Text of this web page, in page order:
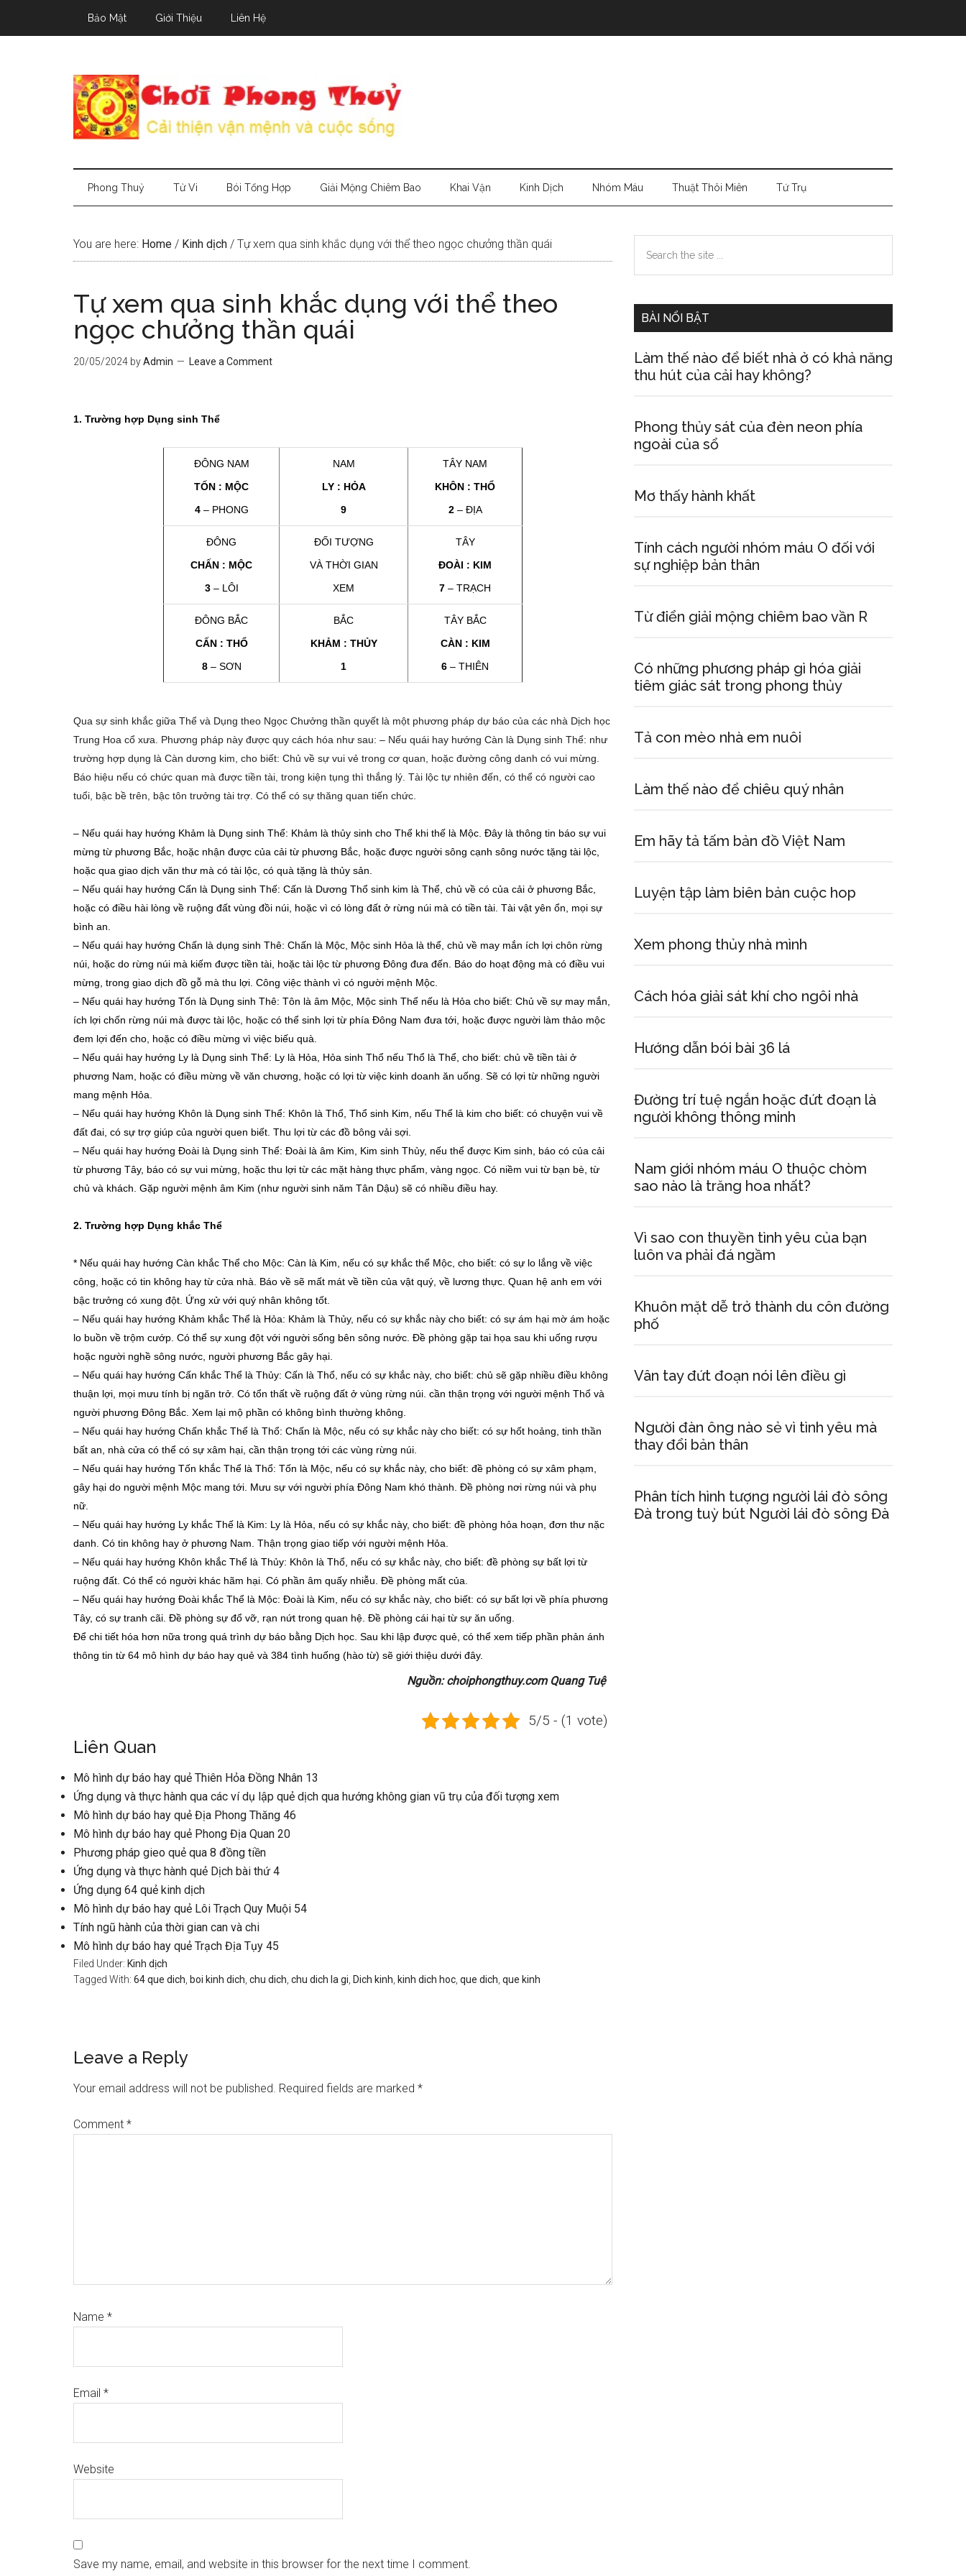
Bảo Mật Giới Thiệu Liên Hệ
Phong Thuỷ Tử Vi Bói Tổng Hợp Giải Mộng Chiêm Bao Khai Vận Kinh Dịch Nhóm Máu Thuật Thôi Miên Tứ Trụ
You are here: Home / Kinh dịch / Tự xem qua sinh khắc dụng với thể theo ngọc chưởng thần quái
Tự xem qua sinh khắc dụng với thể theo
ngọc chưởng thần quái
20/05/2024 byAdmin Leave a Comment
1. Trường hợp Dụng sinh Thể
ĐÔNG NAM
TỐN : MỘC
4– PHONG
NAM
LY : HỎA
9
TÂY NAM
KHÔN : THỔ
2– ĐỊA
ĐÔNG
CHẤN : MỘC
3– LÔI
ĐỐI TƯỢNG
VÀ THỜI GIAN
XEM
TÂY
ĐOÀI : KIM
7 – TRẠCH
ĐÔNG BẮC
CẤN : THỔ
8– SƠN
BẮC
KHẢM : THỦY
1
TÂY BẮC
CÀN : KIM
6 – THIÊN
Qua sự sinh khắc giữa Thể và Dụng theo Ngọc Chưởng thần quyết là một phương pháp dự báo của các nhà Dịch học
Trung Hoa cổ xưa. Phương pháp này được quy cách hóa như sau: – Nếu quái hay hướng Càn là Dụng sinh Thể: như
trường hợp dụng là Càn dương kim, cho biết: Chủ về sự vui vẻ trong cơ quan, hoặc đường công danh có vui mừng.
Báo hiệu nếu có chức quan mà được tiền tài, trong kiện tụng thì thắng lý. Tài lộc tự nhiên đến, có thể có người cao
tuổi, bậc bề trên, bậc tôn trưởng tài trợ. Có thể có sự thăng quan tiến chức.
– Nếu quái hay hướng Khảm là Dụng sinh Thể: Khảm là thủy sinh cho Thể khi thế là Mộc. Đây là thông tin báo sự vui
mừng từ phương Bắc, hoặc nhận được của cải từ phương Bắc, hoặc được người sông cạnh sông nước tặng tài lộc,
hoặc qua giao dịch văn thư mà có tài lộc, có quà tặng là thủy sản.
– Nếu quái hay hướng Cấn là Dụng sinh Thế: Cấn là Dương Thổ sinh kim là Thể, chủ về có của cải ở phương Bắc,
hoặc có điều hài lòng về ruộng đất vùng đồi núi, hoặc vì có lòng đất ở rừng núi mà có tiền tài. Tài vật yên ổn, mọi sự
bình an.
– Nếu quái hay hướng Chấn là dụng sinh Thê: Chấn là Mộc, Mộc sinh Hỏa là thể, chủ về may mắn ích lợi chôn rừng
núi, hoặc do rừng núi mà kiếm được tiền tài, hoặc tài lộc từ phương Đông đưa đến. Báo do hoạt động mà có điều vui
mừng, trong giao dịch đồ gỗ mà thu lợi. Công việc thành vì có người mệnh Mộc.
– Nếu quái hay hướng Tốn là Dụng sinh Thê: Tôn là âm Mộc, Mộc sinh Thể nếu là Hỏa cho biết: Chủ về sự may mắn,
ích lợi chốn rừng núi mà được tài lộc, hoặc có thể sinh lợi từ phía Đông Nam đưa tới, hoặc được người làm thảo mộc
đem lợi đến cho, hoặc có điều mừng vì việc biếu quà.
– Nếu quái hay hướng Ly là Dụng sinh Thể: Ly là Hỏa, Hỏa sinh Thổ nếu Thổ là Thể, cho biết: chủ về tiền tài ở
phương Nam, hoặc có điều mừng về văn chương, hoặc có lợi từ việc kinh doanh ăn uống. Sẽ có lợi từ những người
mang mệnh Hỏa.
– Nếu quái hay hướng Khôn là Dụng sinh Thể: Khôn là Thổ, Thổ sinh Kim, nếu Thể là kim cho biết: có chuyện vui về
đất đai, có sự trợ giúp của người quen biết. Thu lợi từ các đồ bông vải sợi.
– Nếu quái hay hướng Đoài là Dụng sinh Thể: Đoài là âm Kim, Kim sinh Thủy, nếu thể được Kim sinh, báo có của cải
từ phương Tây, báo có sự vui mừng, hoặc thu lợi từ các mặt hàng thực phẩm, vàng ngọc. Có niềm vui từ bạn bè, từ
chủ và khách. Gặp người mệnh âm Kim (như người sinh năm Tân Dậu) sẽ có nhiều điều hay.
2. Trường hợp Dụng khắc Thể
* Nếu quái hay hướng Càn khắc Thể cho Mộc: Càn là Kim, nếu có sự khắc thể Mộc, cho biết: có sự lo lắng về việc
công, hoặc có tin không hay từ cửa nhà. Báo về sẽ mất mát về tiền của vật quý, về lương thực. Quan hệ anh em với
bậc trưởng có xung đột. Ứng xử với quý nhân không tốt.
– Nếu quái hay hướng Khảm khắc Thể là Hỏa: Khảm là Thủy, nếu có sự khắc này cho biết: có sự ám hại mờ ám hoặc
lo buồn về trộm cướp. Có thể sự xung đột với người sống bên sông nước. Đề phòng gặp tai họa sau khi uống rượu
hoặc người nghề sông nước, người phương Bắc gây hại.
– Nếu quái hay hướng Cấn khắc Thể là Thủy: Cấn là Thổ, nếu có sự khắc này, cho biết: chủ sẽ gặp nhiều điều không
thuận lợi, mọi mưu tính bị ngăn trở. Có tổn thất về ruộng đất ở vùng rừng núi. cần thận trọng với người mệnh Thổ và
người phương Đông Bắc. Xem lại mộ phần có không bình thường không.
– Nếu quái hay hướng Chấn khắc Thể là Thổ: Chấn là Mộc, nếu có sự khắc này cho biết: có sự hốt hoảng, tinh thần
bất an, nhà cửa có thể có sự xâm hại, cần thận trọng tới các vùng rừng núi.
– Nếu quái hay hướng Tốn khắc Thể là Thổ: Tốn là Mộc, nếu có sự khắc này, cho biết: đề phòng có sự xâm phạm,
gây hại do người mệnh Mộc mang tới. Mưu sự với người phía Đông Nam khó thành. Đề phòng nơi rừng núi và phụ
nữ.
– Nếu quái hay hướng Ly khắc Thế là Kim: Ly là Hỏa, nếu có sự khắc này, cho biết: đề phòng hỏa hoạn, đơn thư nặc
danh. Có tin không hay ở phương Nam. Thận trọng giao tiếp với người mệnh Hỏa.
– Nếu quái hay hướng Khôn khắc Thể là Thủy: Khôn là Thổ, nếu có sự khắc này, cho biết: đề phòng sự bất lợi từ
ruộng đất. Có thể có người khác hãm hại. Có phần âm quấy nhiễu. Đề phòng mất của.
– Nếu quái hay hướng Đoài khắc Thể là Mộc: Đoài là Kim, nếu có sự khắc này, cho biết: có sự bất lợi về phía phương
Tây, có sự tranh cãi. Đề phòng sự đổ vỡ, rạn nứt trong quan hệ. Đề phòng cái hại từ sự ăn uống.
Để chi tiết hóa hơn nữa trong quá trình dự báo bằng Dịch học. Sau khi lập được quẻ, có thể xem tiếp phần phản ánh
thông tin từ 64 mô hình dự báo hay quẻ và 384 tình huống (hào từ) sẽ giới thiệu dưới đây.
Nguồn: choiphongthuy.com Quang Tuệ
5/5 - (1 vote)
Liên Quan
Mô hình dự báo hay quẻ Thiên Hỏa Đồng Nhân 13
Ứng dụng và thực hành qua các ví dụ lập quẻ dịch qua hướng không gian vũ trụ của đối tượng xem
Mô hình dự báo hay quẻ Địa Phong Thăng 46
Mô hình dự báo hay quẻ Phong Địa Quan 20
Phương pháp gieo quẻ qua 8 đồng tiền
Ứng dụng và thực hành quẻ Dịch bài thứ 4
Ứng dụng 64 quẻ kinh dịch
Mô hình dự báo hay quẻ Lôi Trạch Quy Muội 54
Tính ngũ hành của thời gian can và chi
Mô hình dự báo hay quẻ Trạch Địa Tụy 45
Filed Under: Kinh dịch
Tagged With: 64 que dich boi kinh dich chu dich chu dich la gi Dich kinh kinh dich hoc que dich que kinh
Reader
Interactions
Leave a Reply
Your email address will not be published. Required fields are marked *
Comment *
Name *
Email *
Website
Save my name, email, and website in this browser for the next time I comment.
Primary
Sidebar
the
BÀI NỔI BẬT
Làm thế nào để biết nhà ở có khả năng
thu hút của cải hay không?
Phong thủy sát của đèn neon phía
ngoài của sổ
Mơ thấy hành khất
Tính cách người nhóm máu O đối với
sự nghiệp bản thân
Từ điển giải mộng chiêm bao vần R
Có những phương pháp gì hóa giải
tiêm giác sát trong phong thủy
Tả con mèo nhà em nuôi
Làm thế nào để chiêu quý nhân
Em hãy tả tấm bản đồ Việt Nam
Luyện tập làm biên bản cuộc hop
Xem phong thủy nhà mình
Cách hóa giải sát khí cho ngôi nhà
Hướng dẫn bói bài 36 lá
Đường trí tuệ ngắn hoặc đứt đoạn là
người không thông minh
Nam giới nhóm máu O thuộc chòm
sao nào là trăng hoa nhất?
Vì sao con thuyền tình yêu của bạn
luôn va phải đá ngầm
Khuôn mặt dễ trở thành du côn đường
phố
Vân tay đứt đoạn nói lên điều gì
Người đàn ông nào sẻ vì tình yêu mà
thay đổi bản thân
Phân tích hình tượng người lái đò sông
Đà trong tuỳ bút Người lái đò sông Đà